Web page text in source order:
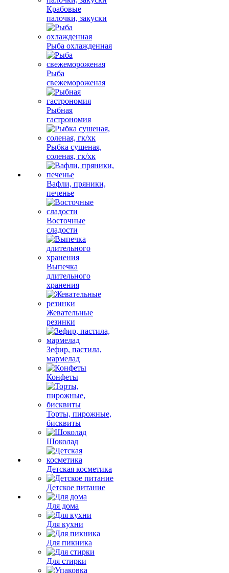
Крабовые
палочки, закуски
Рыба охлажденная
Рыба
свежемороженая
Рыбная
гастрономия
Рыбка сушеная,
соленая, гк/хк
Вафли, пряники,
печенье
Восточные
сладости
Выпечка
длительного
хранения
Жевательные
резинки
Зефир, пастила,
мармелад
Конфеты
Торты, пирожные,
бисквиты
Шоколад
Детская косметика
Детское питание
Для дома
Для кухни
Для пикника
Для стирки